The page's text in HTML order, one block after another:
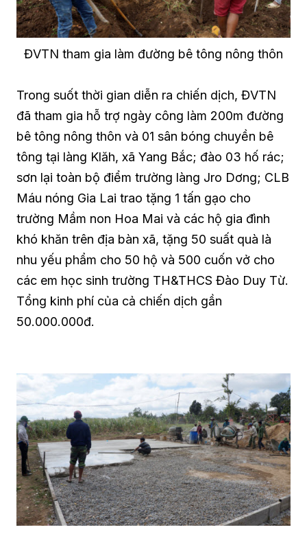
ĐVTN tham gia làm đường bê tông nông thôn
Trong suốt thời gian diễn ra chiến dịch, ĐVTN
đã tham gia hỗ trợ ngày công làm 200m đường
bê tông nông thôn và 01 sân bóng chuyền bê
tông tại làng Klăh, xã Yang Bắc; đào 03 hố rác;
sơn lại toàn bộ điểm trường làng Jro Dơng; CLB
Máu nóng Gia Lai trao tặng 1 tấn gạo cho
trường Mầm non Hoa Mai và các hộ gia đình
khó khăn trên địa bàn xã, tặng 50 suất quà là
nhu yếu phẩm cho 50 hộ và 500 cuốn vở cho
các em học sinh trường TH&THCS Đào Duy Từ.
Tổng kinh phí của cả chiến dịch gần
50.000.000đ.